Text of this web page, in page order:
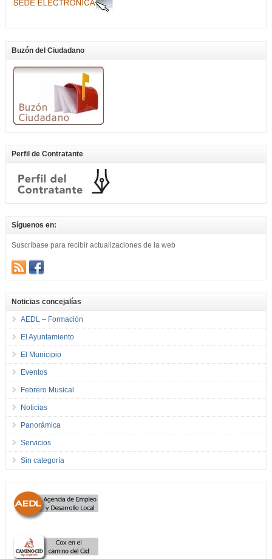
Buzón del Ciudadano
Perfil de Contratante
Síguenos en:
Suscríbase para recibir actualizaciones de la web
Noticias concejalías
AEDL – Formación
El Ayuntamiento
El Municipio
Eventos
Febrero Musical
Noticias
Panorámica
Servicios
Sin categoría